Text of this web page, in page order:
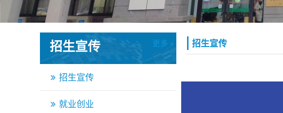
招生宣传
招生宣传
就业创业
更多 »
更多 » 招生宣传